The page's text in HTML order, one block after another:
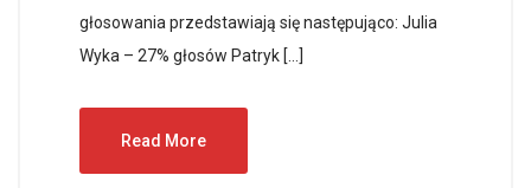
głosowania przedstawiają się następująco: Julia
Wyka – 27% głosów Patryk […]
Read More